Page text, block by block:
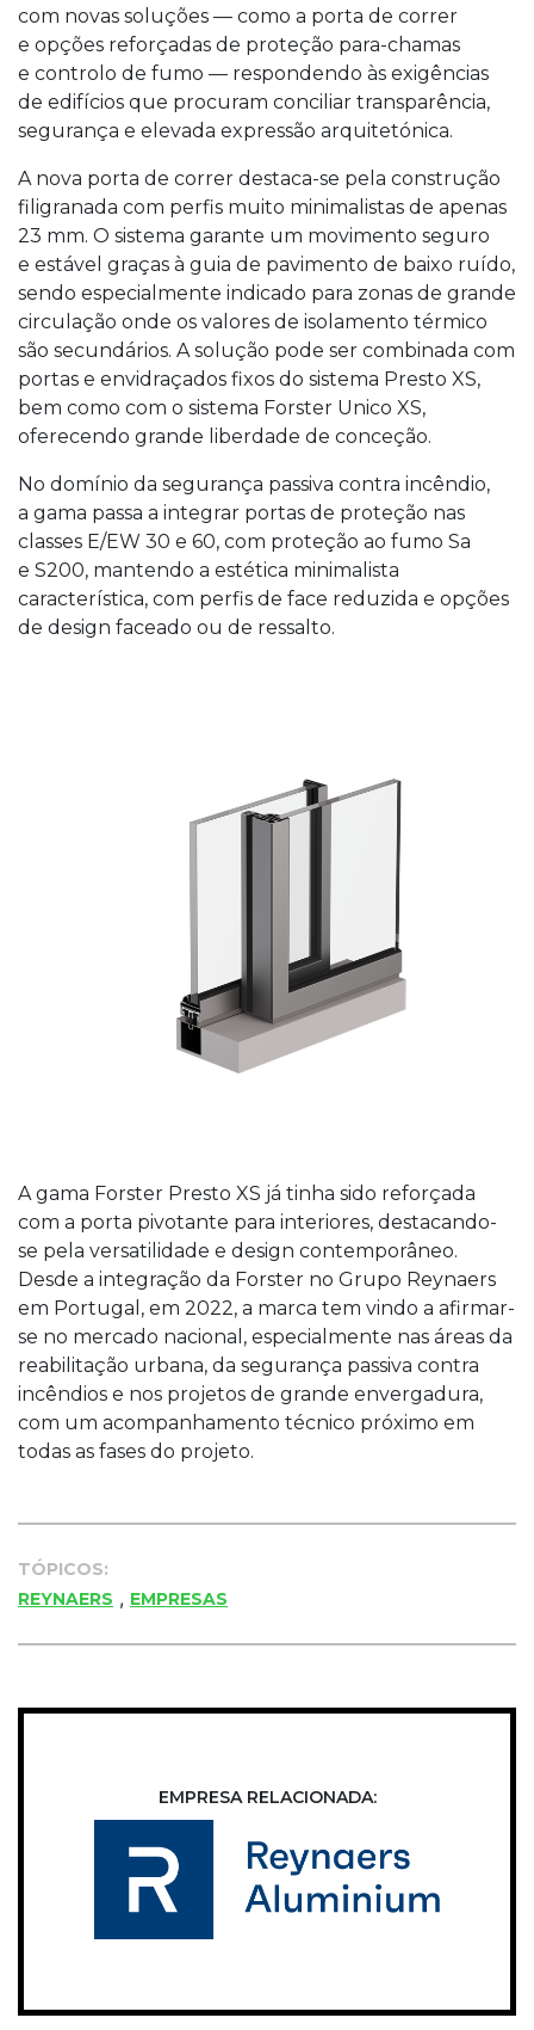
com novas soluções — como a porta de correr
e opções reforçadas de proteção para-chamas
e controlo de fumo — respondendo às exigências
de edifícios que procuram conciliar transparência,
segurança e elevada expressão arquitetónica.
A nova porta de correr destaca-se pela construção
filigranada com perfis muito minimalistas de apenas
23 mm. O sistema garante um movimento seguro
e estável graças à guia de pavimento de baixo ruído,
sendo especialmente indicado para zonas de grande
circulação onde os valores de isolamento térmico
são secundários. A solução pode ser combinada com
portas e envidraçados fixos do sistema Presto XS,
bem como com o sistema Forster Unico XS,
oferecendo grande liberdade de conceção.
No domínio da segurança passiva contra incêndio,
a gama passa a integrar portas de proteção nas
classes E/EW 30 e 60, com proteção ao fumo Sa
e S200, mantendo a estética minimalista
característica, com perfis de face reduzida e opções
de design faceado ou de ressalto.
A gama Forster Presto XS já tinha sido reforçada
com a porta pivotante para interiores, destacando-
se pela versatilidade e design contemporâneo.
Desde a integração da Forster no Grupo Reynaers
em Portugal, em 2022, a marca tem vindo a afirmar-
se no mercado nacional, especialmente nas áreas da
reabilitação urbana, da segurança passiva contra
incêndios e nos projetos de grande envergadura,
com um acompanhamento técnico próximo em
todas as fases do projeto.
TÓPICOS:
REYNAERS , EMPRESAS
EMPRESA RELACIONADA: